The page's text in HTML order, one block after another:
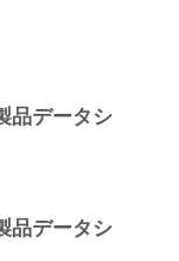
品データシ
品データシ